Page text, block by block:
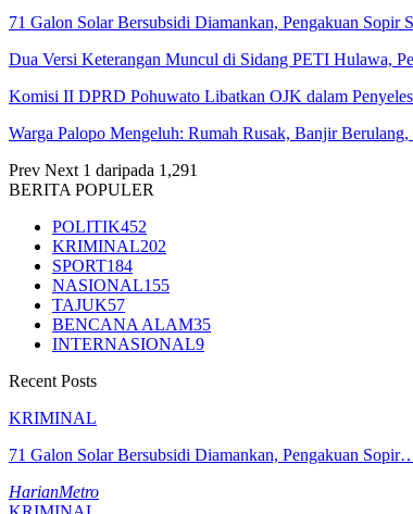
71 Galon Solar Bersubsidi Diamankan, Pengakuan Sopir
Dua Versi Keterangan Muncul di Sidang PETI Hulawa,
Komisi II DPRD Pohuwato Libatkan OJK dalam
Warga Palopo Mengeluh: Rumah Rusak, Banjir
Prev Next 1 daripada 1,291
BERITA POPULER
POLITIK452
KRIMINAL202
SPORT184
NASIONAL155
TAJUK57
BENCANA ALAM35
INTERNASIONAL9
Recent Posts
KRIMINAL
71 Galon Solar Bersubsidi Diamankan, Pengakuan
HarianMetro